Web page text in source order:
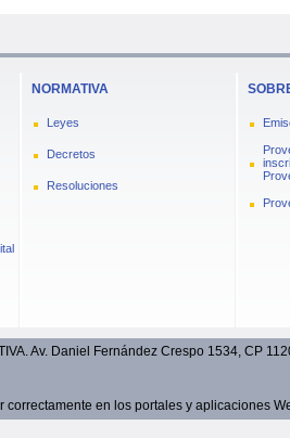
NORMATIVA
Leyes
Decretos
Resoluciones
Av. Daniel Fernández Crespo 1534, CP
en los portales y aplicaciones